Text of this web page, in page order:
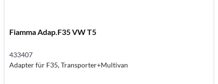
Fiamma Adap.F35 VW T5
433407
Adapter für F35, Transporter+Multivan